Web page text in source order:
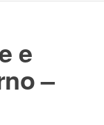
e
–